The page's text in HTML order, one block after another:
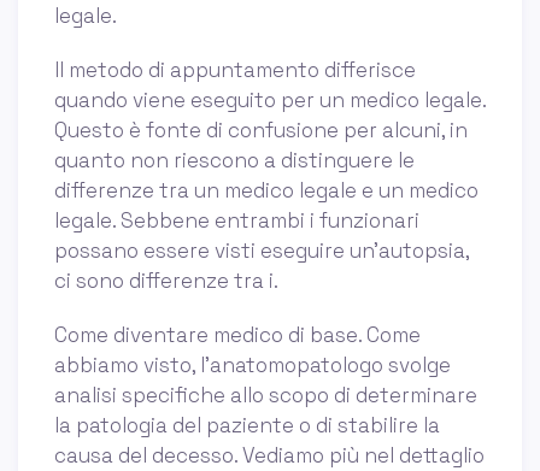
legale.
Il metodo di appuntamento differisce
quando viene eseguito per un medico legale.
Questo è fonte di confusione per alcuni, in
quanto non riescono a distinguere le
differenze tra un medico legale e un medico
legale. Sebbene entrambi i funzionari
possano essere visti eseguire un'autopsia,
ci sono differenze tra i.
Come diventare medico di base. Come
abbiamo visto, l'anatomopatologo svolge
analisi specifiche allo scopo di determinare
la patologia del paziente o di stabilire la
causa del decesso. Vediamo più nel dettaglio